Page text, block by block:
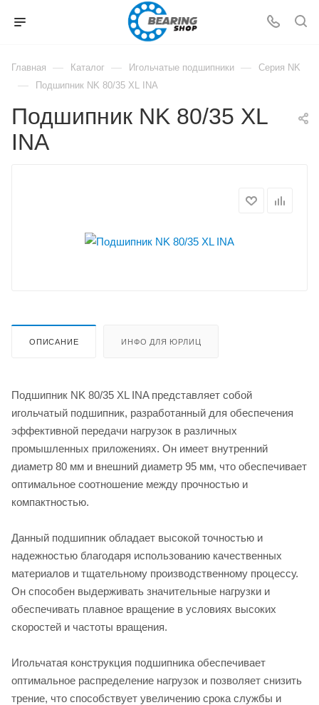
Главная — Каталог — Игольчатые подшипники — Серия NK
— Подшипник NK 80/35 XL INA
Подшипник NK 80/35 XL
INA
ОПИСАНИЕ ИНФО ДЛЯ ЮРЛИЦ
Подшипник NK 80/35 XL INA представляет собой
игольчатый подшипник, разработанный для обеспечения
эффективной передачи нагрузок в различных
промышленных приложениях. Он имеет внутренний
диаметр 80 мм и внешний диаметр 95 мм, что обеспечивает
оптимальное соотношение между прочностью и
компактностью.
Данный подшипник обладает высокой точностью и
надежностью благодаря использованию качественных
материалов и тщательному производственному процессу.
Он способен выдерживать значительные нагрузки и
обеспечивать плавное вращение в условиях высоких
скоростей и частоты вращения.
Игольчатая конструкция подшипника обеспечивает
оптимальное распределение нагрузок и позволяет снизить
трение, что способствует увеличению срока службы и